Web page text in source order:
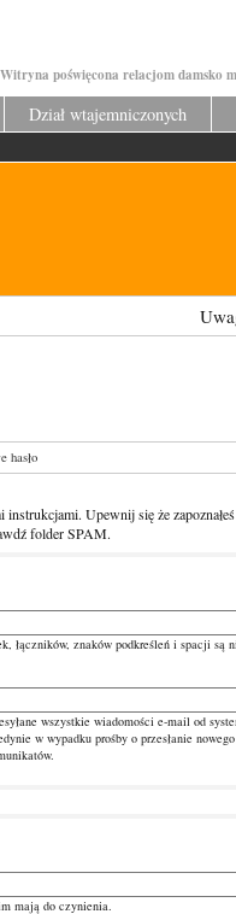
Witryna poświęcona relacjom damsko
Dział wtajemniczonych
Uwaga!
hasło
Upewnij się że
folder SPAM.
znaków podkreśleń i spacji są
wszystkie wiadomości e-mail od
w wypadku prośby o przesłanie nowego
mają do czynienia.